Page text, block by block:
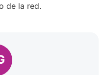
de la red.